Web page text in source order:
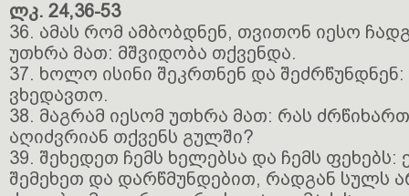
ლკ. 24,36-53
36. ამას რომ ამბობდნენ, თვითონ იესო
უთხრა მათ: მშვიდობა თქვენდა.
37. ხოლო ისინი შეკრთნენ და
ვხედავთო.
38. მაგრამ იესომ უთხრა მათ: რას
აღიძვრიან თქვენს გულში?
39. შეხედეთ ჩემს ხელებსა და ჩემს ფეხებს:
შემეხეთ და დარწმუნდებით, რადგან სულს